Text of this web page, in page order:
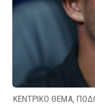
ΚΕΝΤΡΙΚΟ ΘΕΜΑ ,